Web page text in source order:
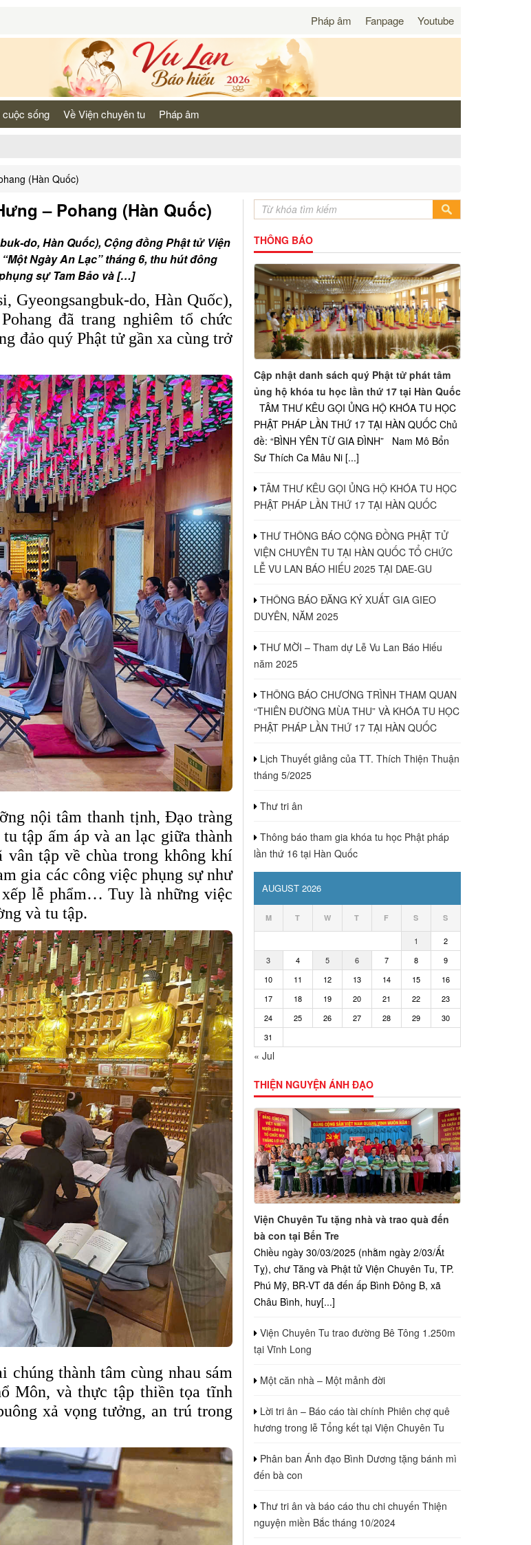
Youtube
Fanpage
Pháp âm
sống Về Viện chuyên tu Pháp âm
(Hàn Quốc)
– Pohang (Hàn Quốc)
do, Hàn Quốc), Cộng đồng Phật tử Viện
Ngày An Lạc” tháng 6, thu hút đông
sự Tam Bảo và […]
Gyeongsangbuk-do, Hàn Quốc),
đã trang nghiêm tổ chức
đảo quý Phật tử gần xa cùng trở
nội tâm thanh tịnh, Đạo tràng
tập ấm áp và an lạc giữa thành
tập về chùa trong không khí
gia các công việc phụng sự như
lễ phẩm… Tuy là những việc
và tu tập.
thành tâm cùng nhau sám
Môn, và thực tập thiền tọa tĩnh
xả vọng tưởng, an trú trong
THÔNG BÁO
Cập nhật danh sách quý Phật tử phát tâm
ủng hộ khóa tu học lần thứ 17 tại Hàn Quốc
TÂM THƯ KÊU GỌI ỦNG HỘ KHÓA TU HỌC
PHẬT PHÁP LẦN THỨ 17 TẠI HÀN QUỐC Chủ
đề: “BÌNH YÊN TỪ GIA ĐÌNH” Nam Mô Bổn
Sư Thích Ca Mâu Ni [...]
TÂM THƯ KÊU GỌI ỦNG HỘ KHÓA TU HỌC
PHẬT PHÁP LẦN THỨ 17 TẠI HÀN QUỐC
THƯ THÔNG BÁO CỘNG ĐỒNG PHẬT TỬ
VIỆN CHUYÊN TU TẠI HÀN QUỐC TỔ CHỨC
LỄ VU LAN BÁO HIẾU 2025 TẠI DAE-GU
THÔNG BÁO ĐĂNG KÝ XUẤT GIA GIEO
DUYÊN, NĂM 2025
THƯ MỜI – Tham dự Lễ Vu Lan Báo Hiếu
năm 2025
THÔNG BÁO CHƯƠNG TRÌNH THAM QUAN
“THIÊN ĐƯỜNG MÙA THU” VÀ KHÓA TU HỌC
PHẬT PHÁP LẦN THỨ 17 TẠI HÀN QUỐC
Lịch Thuyết giảng của TT. Thích Thiện Thuận
tháng 5/2025
Thư tri ân
Thông báo tham gia khóa tu học Phật pháp
lần thứ 16 tại Hàn Quốc
AUGUST 2026
M T W T F S S
1
2
3
4 5 6 7 8
9
10
11 12 13 14 15
16
17
18 19 20 21 22
23
24
25 26 27 28 29
30
31
« Jul
THIỆN NGUYỆN ÁNH ĐẠO
Viện Chuyên Tu tặng nhà và trao quà đến
bà con tại Bến Tre
Chiều ngày 30/03/2025 (nhằm ngày 2/03/Ất
Tỵ), chư Tăng và Phật tử Viện Chuyên Tu, TP.
Phú Mỹ, BR-VT đã đến ấp Bình Đông B, xã
Châu Bình, huy[...]
Viện Chuyên Tu trao đường Bê Tông 1.250m
tại Vĩnh Long
Một căn nhà – Một mảnh đời
Lời tri ân – Báo cáo tài chính Phiên chợ quê
hương trong lễ Tổng kết tại Viện Chuyên Tu
Phân ban Ánh đạo Bình Dương tặng bánh mì
đến bà con
Thư tri ân và báo cáo thu chi chuyến Thiện
nguyện miền Bắc tháng 10/2024